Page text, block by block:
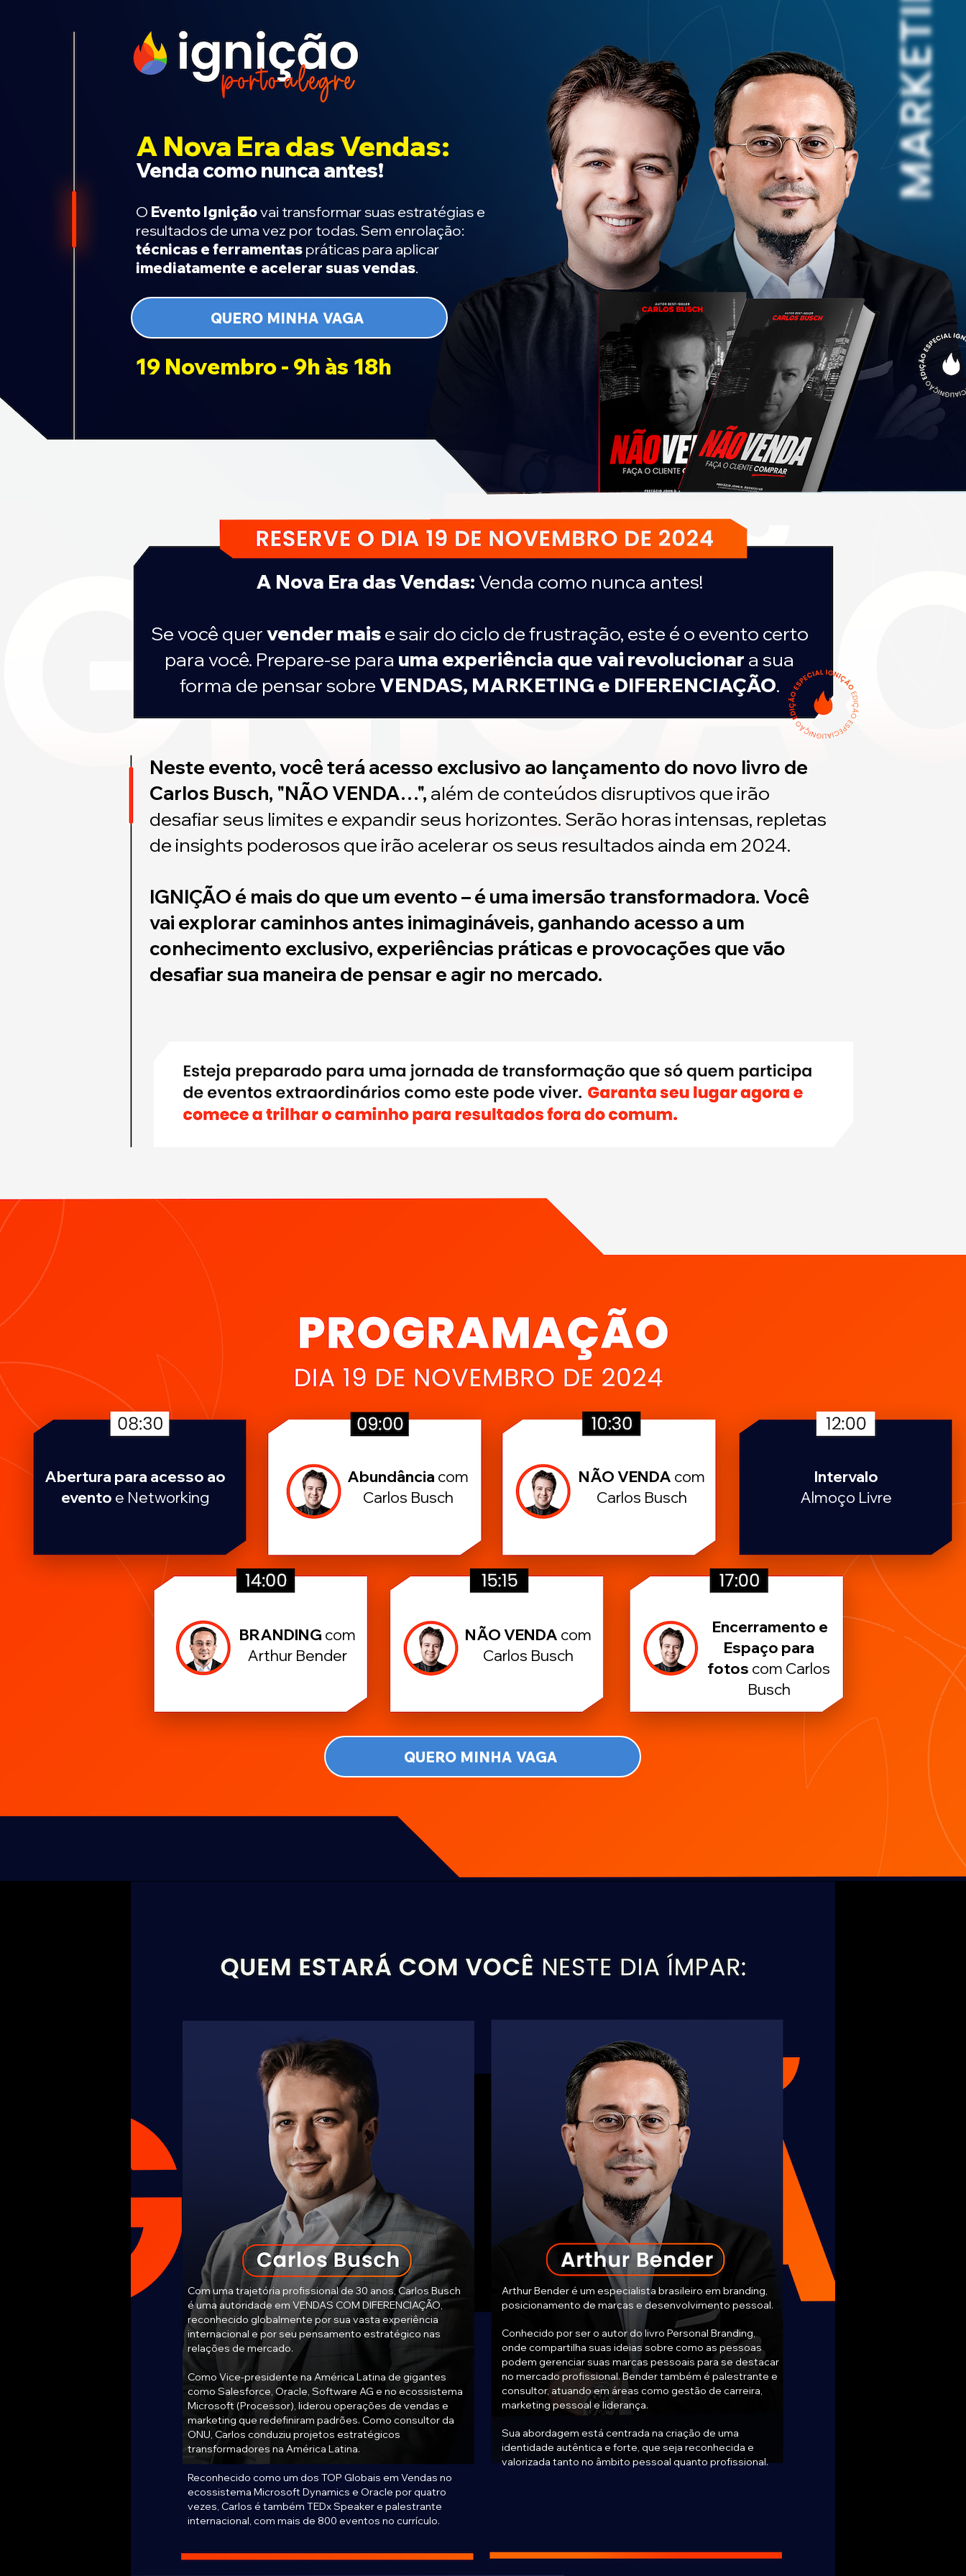
A Nova Era das Vendas:
Venda como nunca antes!
O Evento Igniçãovai transformar suas estratégias e
resultados de uma vez por todas. Sem enrolação:
técnicas e ferramentas práticas para aplicar
imediatamente e acelerar suas vendas.
QUERO MINHA VAGA
19 Novembro - 9h às 18h
A Nova Era das Vendas: Venda como nunca antes!
Se você quervender maise sair do ciclo de frustração, este é o evento certo
para você. Prepare-se para uma experiência que vai revolucionar a sua
forma de pensar sobreVENDAS, MARKETING e DIFERENCIAÇÃO.
Neste evento, você terá acesso exclusivo ao lançamento do novo livro de
Carlos Busch, "NÃO VENDA…", além de conteúdos disruptivos que irão
desafiar seus limites e expandir seus horizontes. Serão horas intensas, repletas
de insights poderosos que irão acelerar os seus resultados ainda em 2024.
IGNIÇÃO é mais do que um evento – é uma imersão transformadora. Você
vai explorar caminhos antes inimagináveis, ganhando acesso a um
conhecimento exclusivo, experiências práticas e provocações que vão
desafiar sua maneira de pensar e agir no mercado.
Abertura para acesso ao
evento e Networking
Abundância com
Carlos Busch
NÃO VENDA com
Carlos Busch
Intervalo
Almoço Livre
BRANDING com
Arthur Bender
NÃO VENDA com
Carlos Busch
Encerramento e
Espaço para
fotos com Carlos
Busch
QUERO MINHA VAGA
Com uma trajetória profissional de 30 anos, Carlos Busch
é uma autoridade em VENDAS COM DIFERENCIAÇÃO,
reconhecido globalmente por sua vasta experiência
internacional e por seu pensamento estratégico nas
relações de mercado.
Como Vice-presidente na América Latina de gigantes
como Salesforce, Oracle, Software AG e no ecossistema
Microsoft (Processor), liderou operações de vendas e
marketing que redefiniram padrões. Como consultor da
ONU, Carlos conduziu projetos estratégicos
transformadores na América Latina.
Reconhecido como um dos TOP Globais em Vendas no
ecossistema Microsoft Dynamics e Oracle por quatro
vezes, Carlos é também TEDx Speaker e palestrante
internacional, com mais de 800 eventos no currículo.
Arthur Bender é um especialista brasileiro em branding,
posicionamento de marcas e desenvolvimento pessoal.
Conhecido por ser o autor do livro Personal Branding,
onde compartilha suas ideias sobre como as pessoas
podem gerenciar suas marcas pessoais para se destacar
no mercado profissional. Bender também é palestrante e
consultor, atuando em áreas como gestão de carreira,
marketing pessoal e liderança.
Sua abordagem está centrada na criação de uma
identidade autêntica e forte, que seja reconhecida e
valorizada tanto no âmbito pessoal quanto profissional.